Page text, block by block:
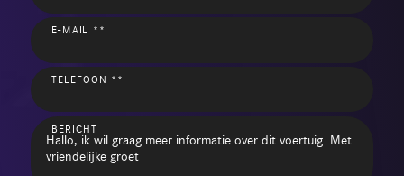
E-MAIL **
TELEFOON **
BERICHT